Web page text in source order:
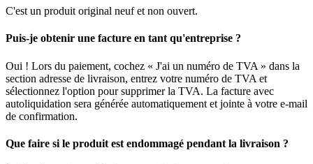
C'est un produit original neuf et non ouvert.
Puis-je obtenir une facture en tant qu'entreprise ?
Oui ! Lors du paiement, cochez « J'ai un numéro de TVA » dans la
section adresse de livraison, entrez votre numéro de TVA et
sélectionnez l'option pour supprimer la TVA. La facture avec
autoliquidation sera générée automatiquement et jointe à votre e-mail
de confirmation.
Que faire si le produit est endommagé pendant la livraison ?